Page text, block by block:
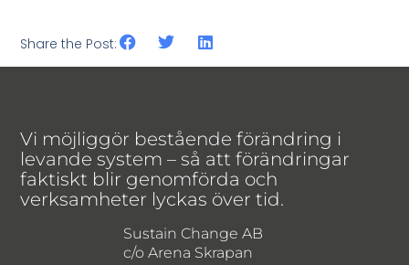
Share the Post:
Vi möjliggör bestående förändring i
levande system – så att förändringar
faktiskt blir genomförda och
verksamheter lyckas över tid.
Sustain Change AB
c/o Arena Skrapan